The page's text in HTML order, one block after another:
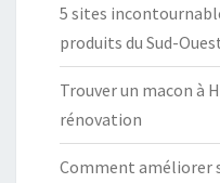
5 sites
produits du Sud-
Trouver un macon à
rénovation
Comment améliorer